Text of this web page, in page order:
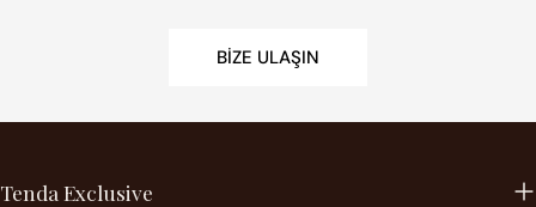
BIZE ULAŞIN
Tenda Exclusive